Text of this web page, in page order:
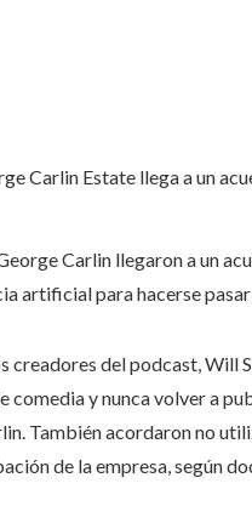
Carlin llegaron a un
artificial para hacerse
creadores del podcast, Will
comedia y nunca volver a
También acordaron no
de la empresa, según